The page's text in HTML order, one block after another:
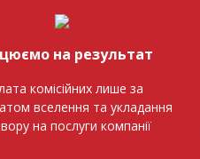
на результат
комісійних лише за
вселення та укладання
на послуги компанії